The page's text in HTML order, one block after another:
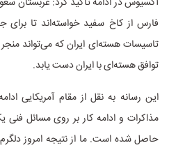
فارس از کاخ سفید خواسته‌اند تا برای
تاسیسات هسته‌ای ایران که می‌تواند
توافق هسته‌ای با ایران دست یابد.
این رسانه به نقل از مقام آمریکایی
مذاکرات و ادامه کار بر روی مسائل
حاصل شده است. ما از نتیجه امروز